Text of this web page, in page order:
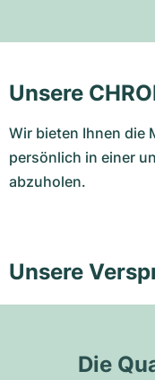
Unsere
Wir bieten Ihnen die
persönlich in einer
abzuholen.
Unsere
Die